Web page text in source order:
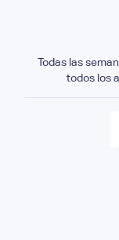
Todas las
todos los